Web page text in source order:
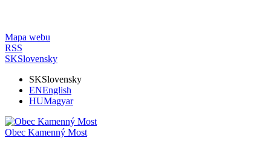
Mapa webu
RSS
SKSlovensky
SKSlovensky
ENEnglish
HUMagyar
Obec Kamenný Most